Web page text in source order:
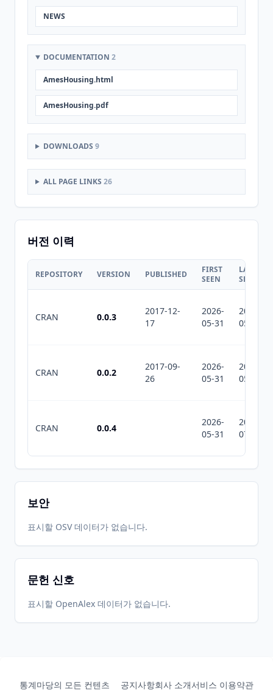
NEWS
DOCUMENTATION 2
AmesHousing.html
AmesHousing.pdf
DOWNLOADS 9
ALL PAGE LINKS 26
버전 이력
REPOSITORY VERSION PUBLISHED
FIRST
SEEN
LAST
SEEN
CRAN 0.0.3
2017-12-
17
2026-
05-31
2026-
05-31
CRAN 0.0.2
2017-09-
26
2026-
05-31
2026-
05-31
CRAN 0.0.4
2026-
05-31
2026-
07-10
보안
표시할 OSV 데이터가 없습니다.
문헌 신호
표시할 OpenAlex 데이터가 없습니다.
통계마당의 모든 컨텐츠
공지사항회사 소개서비스 이용약관